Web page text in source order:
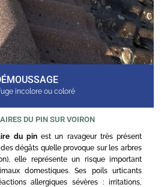
incolore ou coloré
DU PIN SUR VOIRON
du pinest un ravageur très présent
dégâts qu’elle provoque sur les arbres
elle représente un risque important
domestiques. Ses poils urticants
allergiques sévères : irritations,